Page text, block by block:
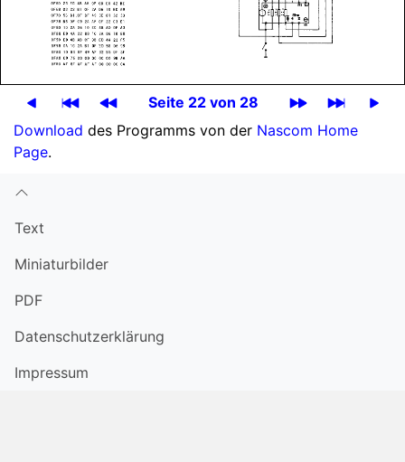
Seite 22 von 28
Download des Programms von der Nascom Home
Page.
Text
Miniatur­bilder
PDF
Datenschutzerklärung
Impressum